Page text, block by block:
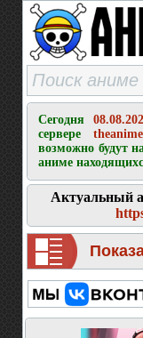
Сегодня
сервере
возможно будут
аниме
Актуальный